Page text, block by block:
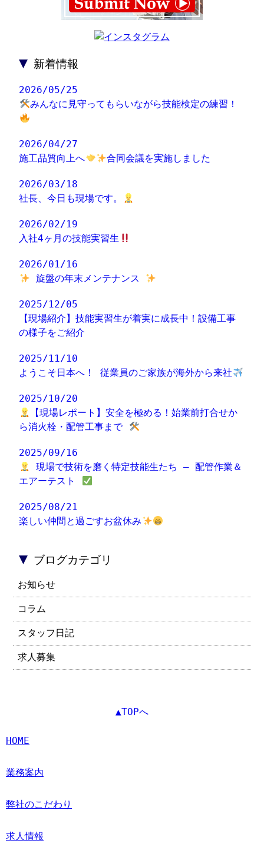
▼ 新着情報
2026/05/25
みんなに見守ってもらいながら技能検定の練習！
2026/04/27
施工品質向上へ
合同会議を実施しました
2026/03/18
社長、今日も現場です。
2026/02/19
入社4ヶ月の技能実習生
2026/01/16
旋盤の年末メンテナンス
2025/12/05
【現場紹介】技能実習生が着実に成長中！設備工事
の様子をご紹介
2025/11/10
ようこそ日本へ！ 従業員のご家族が海外から来社
2025/10/20
【現場レポート】安全を極める！始業前打合せか
ら消火栓・配管工事まで
2025/09/16
現場で技術を磨く特定技能生たち – 配管作業＆
エアーテスト
2025/08/21
楽しい仲間と過ごすお盆休み
▼ ブログカテゴリ
お知らせ
コラム
スタッフ日記
求人募集
▲TOPへ
HOME
業務案内
弊社のこだわり
求人情報